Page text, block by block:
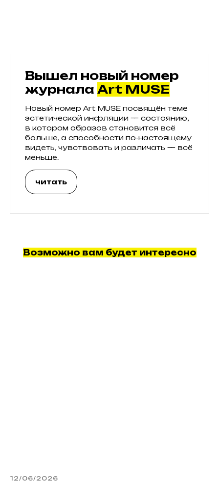
Вышел новый номер
журнала Art MUSE
Новый номер Art MUSE посвящён теме
эстетической инфляции — состоянию,
в котором образов становится всё
больше, а способности по-настоящему
видеть, чувствовать и различать — всё
меньше.
читать
Возможно вам будет интересно
12/06/2026